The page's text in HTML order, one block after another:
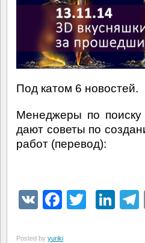
Под катом 6 новостей.
Менеджеры по поиску
дают советы по
работ (перевод):
VK Twitter
Posted by yuriki